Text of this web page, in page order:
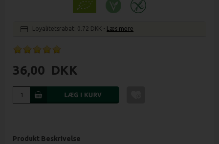
Loyalitetsrabat: 0.72 DKK - Læs mere
36,00 DKK
Produkt Beskrivelse